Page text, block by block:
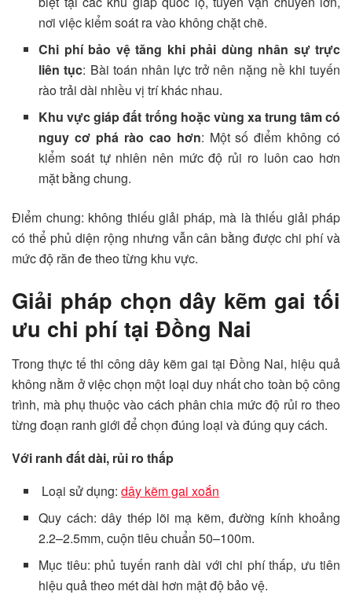
nơi việc kiểm soát ra vào không chặt chẽ.
Chi phí bảo vệ tăng khi phải dùng nhân sự trực
liên tục: Bài toán nhân lực trở nên nặng nề khi tuyến
rào trải dài nhiều vị trí khác nhau.
Khu vực giáp đất trống hoặc vùng xa trung tâm có
nguy cơ phá rào cao hơn: Một số điểm không có
kiểm soát tự nhiên nên mức độ rủi ro luôn cao hơn
mặt bằng chung.
Điểm chung: không thiếu giải pháp, mà là thiếu giải pháp
có thể phủ diện rộng nhưng vẫn cân bằng được chi phí và
mức độ răn đe theo từng khu vực.
Giải pháp chọn dây kẽm gai tối
ưu chi phí tại Đồng Nai
Trong thực tế thi công dây kẽm gai tại Đồng Nai, hiệu quả
không nằm ở việc chọn một loại duy nhất cho toàn bộ công
trình, mà phụ thuộc vào cách phân chia mức độ rủi ro theo
từng đoạn ranh giới để chọn đúng loại và đúng quy cách.
Với ranh đất dài, rủi ro thấp
Loại sử dụng:dây kẽm gai xoắn
Quy cách: dây thép lõi mạ kẽm, đường kính khoảng
2.2–2.5mm, cuộn tiêu chuẩn 50–100m.
Mục tiêu: phủ tuyến ranh dài với chi phí thấp, ưu tiên
hiệu quả theo mét dài hơn mật độ bảo vệ.